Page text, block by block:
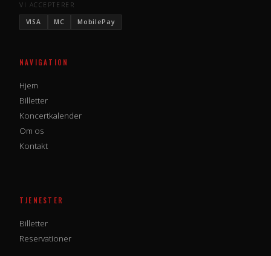
VI ACCEPTERER
VISA MC MobilePay
NAVIGATION
Hjem
Billetter
Koncertkalender
Om os
Kontakt
TJENESTER
Billetter
Reservationer